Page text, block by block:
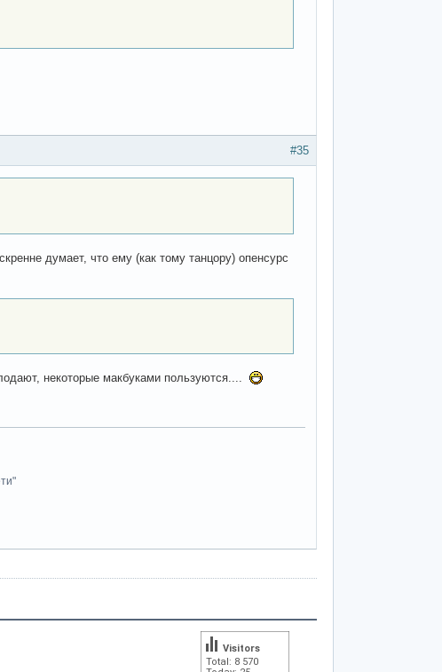
#35
думает, что ему (как тому танцору) опенсурс
некоторые макбуками пользуются....
Total: 8 570
Visitors